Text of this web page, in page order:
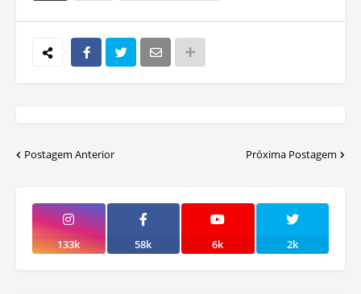
Postagem Anterior Próxima Postagem
133k 58k 6k 2k